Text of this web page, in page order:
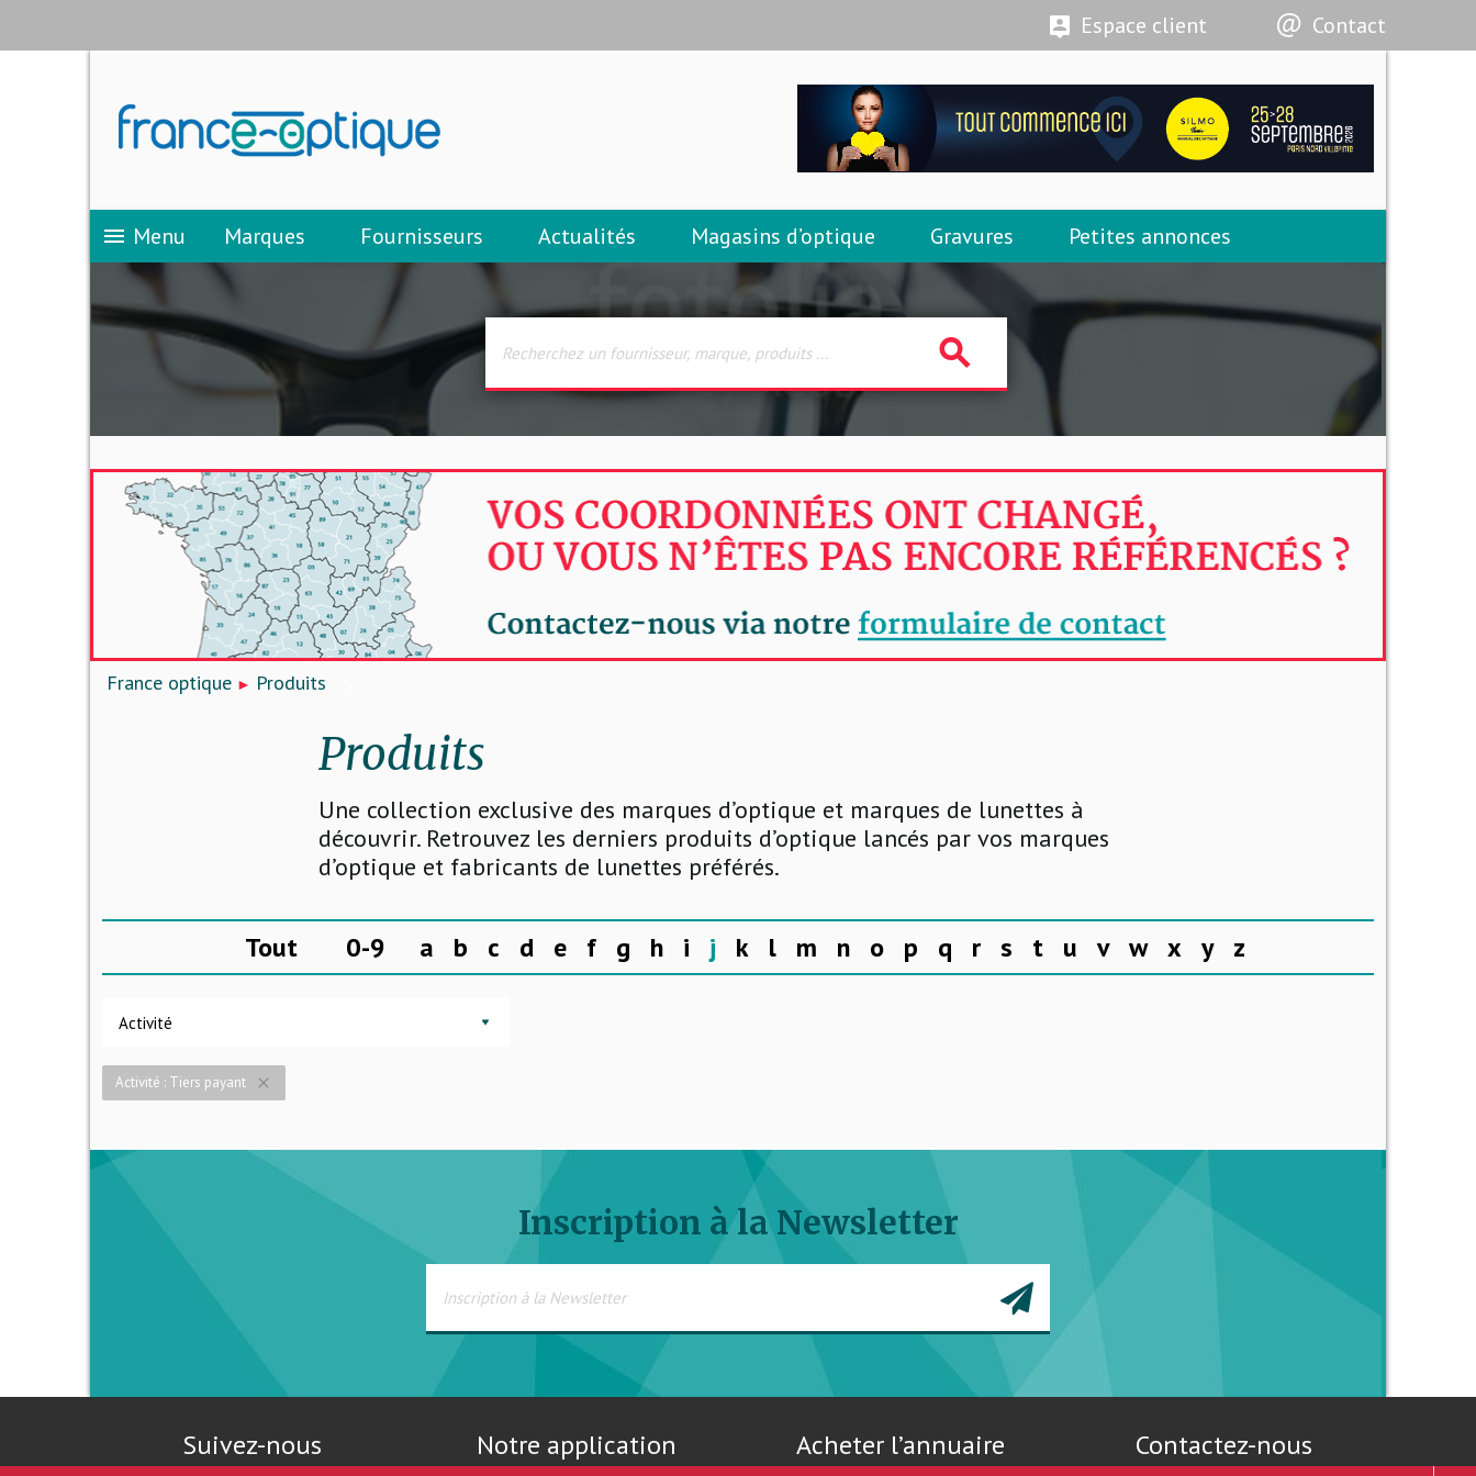
Espace client Contact
menu Menu Marques Fournisseurs Actualités Magasins d’optique Gravures Petites annonces
search
France optique Produits
Produits
Une collection exclusive des marques d’optique et marques de lunettes à
découvrir. Retrouvez les derniers produits d’optique lancés par vos marques
d’optique et fabricants de lunettes préférés.
Tout 0-9 a b c d e f g h i j k l m n o p q r s t u v w x y z
Activité
Activité : Tiers payant close
Inscription à la Newsletter
Suivez-nous Notre application Acheter l’annuaire Contactez-nous